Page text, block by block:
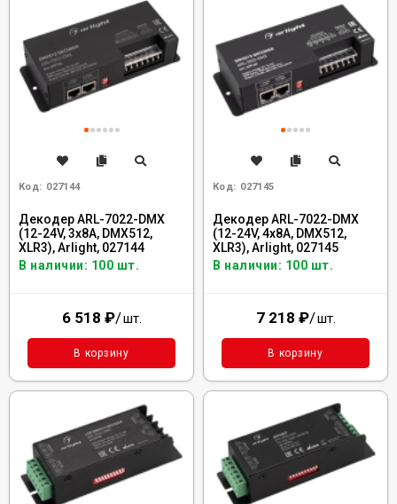
Код: 027144
Декодер ARL-7022-DMX
(12-24V, 3x8A, DMX512,
XLR3), Arlight, 027144
В наличии: 100 шт.
6 518 ₽/шт.
В корзину
Код: 027145
Декодер ARL-7022-DMX
(12-24V, 4x8A, DMX512,
XLR3), Arlight, 027145
В наличии: 100 шт.
7 218 ₽/шт.
В корзину